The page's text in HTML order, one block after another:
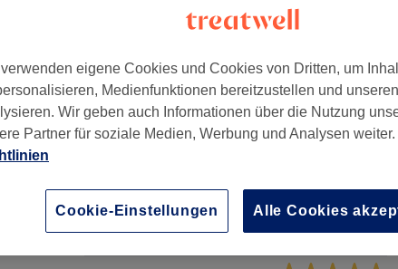
, 41066
Ambiente
eigene Cookies und Cookies von Dritten, um
Medienfunktionen bereitzustellen und
Wir geben auch Informationen über die Nutzung
Partner für soziale Medien, Werbung und Analysen weiter.
Cookie-Einstellungen Alle Cookies